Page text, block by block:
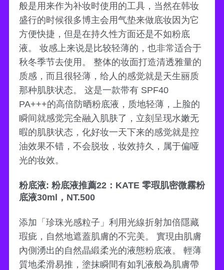
般是用来作为补妆时使用的工具，当然在韩妆
盛行的时候很多博主会用气垫来做底妆因为它
方便快捷，但是在持久性方面还是不如粉底
液。 妆感上来说是比较轻薄的，也非常适合于
秋冬季节去使用。 整体的妆面打造清透雅量的
质感，而且很轻薄，给人的感觉就是天生丽质
那种肌肤状态。 这是一款带有 SPF40
PA+++的高倍防晒粉底液，质地轻薄，上脸的
瞬间就感觉完全融入肌肤了，立刻呈现水嫩无
暇的肌肤状态，化好妆一天下来的感觉就是控
油效果不错，不会脱妆，妆效持久，属于偏哑
光的妆效。
粉底液: 粉底液推薦22：KATE 零瑕肌密微霧粉
底液30ml，NT.500
添加「珍珠光感粒子」利用光線折射加倍隱藏
瑕疵，自然地遮蓋肌膚的不完美。 實現由肌膚
內側湧出的自然晶緞柔光的液態粉底液。 輕薄
質地柔滑易推，塗抹瞬間有如乳液般為肌膚帶